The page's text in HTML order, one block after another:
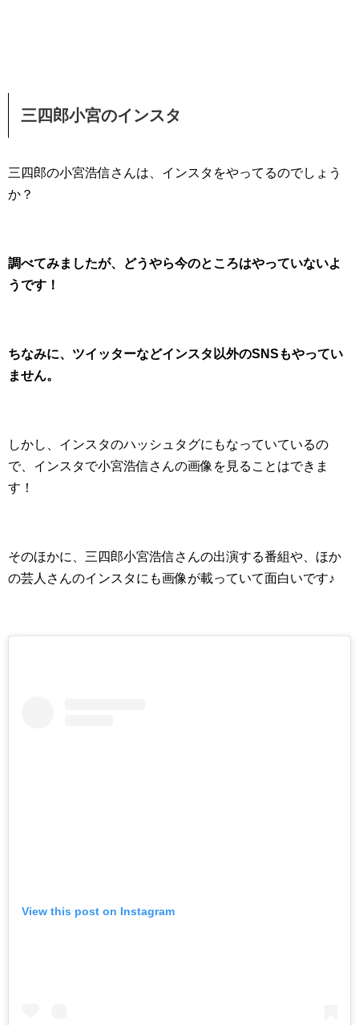
三四郎小宮のインスタ
三四郎の小宮浩信さんは、インスタをやってるのでしょう
か？
調べてみましたが、どうやら今のところはやっていないよ
うです！
ちなみに、ツイッターなどインスタ以外のSNSもやってい
ません。
しかし、インスタのハッシュタグにもなっていているの
で、インスタで小宮浩信さんの画像を見ることはできま
す！
そのほかに、三四郎小宮浩信さんの出演する番組や、ほか
の芸人さんのインスタにも画像が載っていて面白いです♪
View this post on Instagram